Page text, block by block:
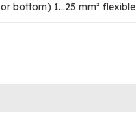
bottom) 1…25 mm² flexible